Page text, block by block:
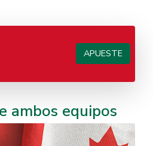
APUESTE
ambos equipos